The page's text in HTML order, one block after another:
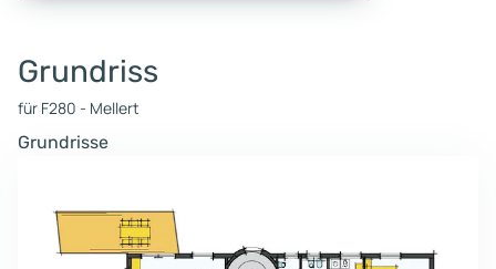
Grundriss
für F280 - Mellert
Grundrisse